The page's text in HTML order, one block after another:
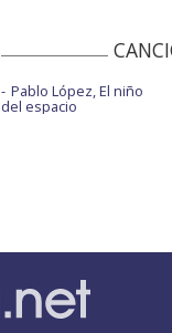
Pablo López, El niño
del espacio